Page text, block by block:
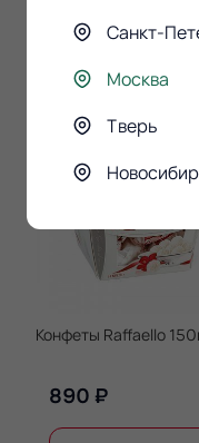
К этому
покупают
Конфеты Raffaello
890 ₽
Санкт-
Москва
Тверь